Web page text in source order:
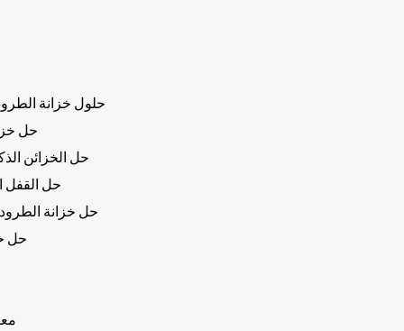
حلول خزانة
حل
حل الخزائن
حل القفل
حل خزانة
حل